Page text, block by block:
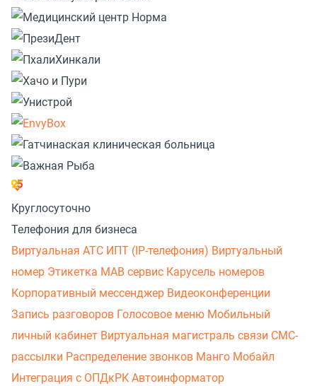
Круглосуточно
Телефония для бизнеса
Виртуальная АТС ИПТ (IP-телефония) Виртуальный
номер Этикетка МАВ сервис Карусель номеров
Корпоративный мессенджер Видеоконференции
Запись разговоров Голосовое меню Мобильный
личный кабинет Виртуальная магистраль связи СМС-
рассылки Распределение звонков Манго Мобайл
Интеграция с ОПДкРК Автоинформатор